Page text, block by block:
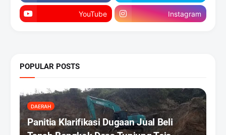
YouTube Instagram
POPULAR POSTS
DAERAH
Panitia Klarifikasi Dugaan Jual Beli